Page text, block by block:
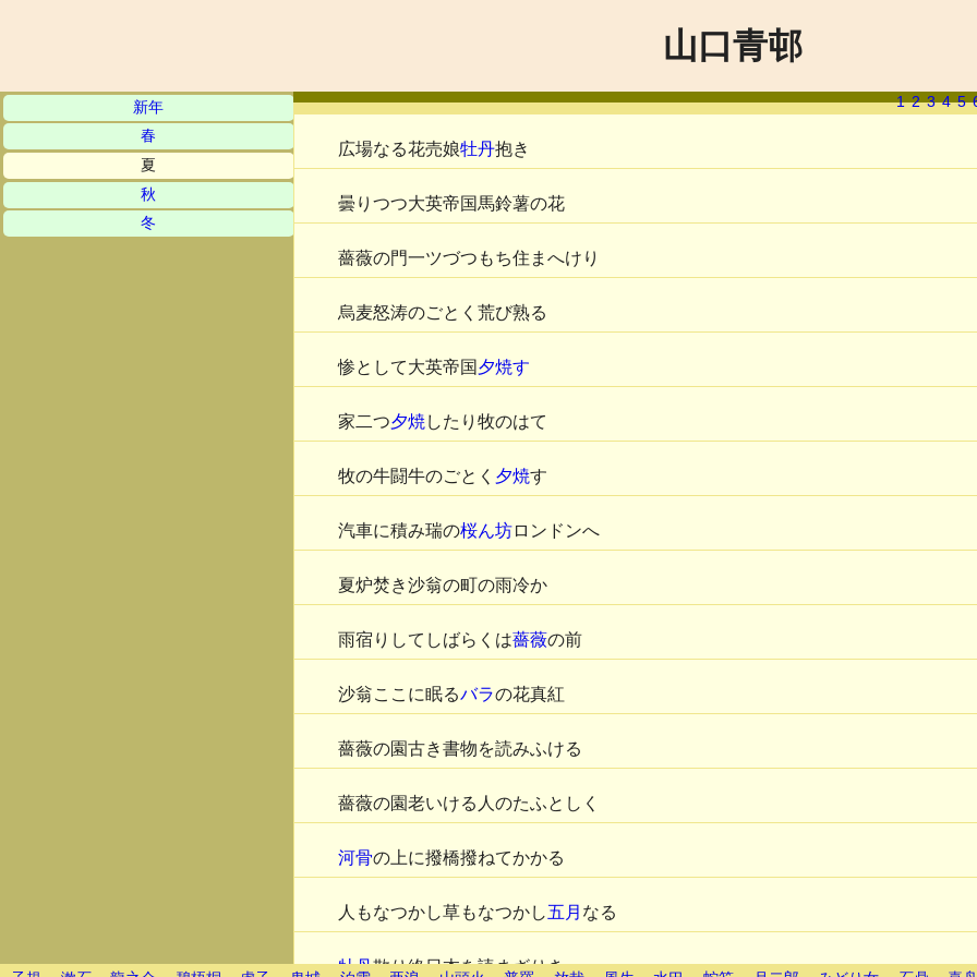
山口青邨
新年
春
夏
秋
冬
1 2 3 4 5
広場なる花売娘牡丹抱き
曇りつつ大英帝国馬鈴薯の花
薔薇の門一ツづつもち住まへけり
烏麦怒涛のごとく荒び熟る
惨として大英帝国 夕焼す
家二つ夕焼したり牧のはて
牧の牛闘牛のごとく 夕焼す
汽車に積み瑞の桜ん坊ロンドンへ
夏炉焚き沙翁の町の雨冷か
雨宿りしてしばらくは薔薇の前
沙翁ここに眠るバラの花真紅
薔薇の園古き書物を読みふける
薔薇の園老いける人のたふとしく
河骨の上に撥橋撥ねてかかる
人もなつかし草もなつかし五月 なる
牡丹散り終日本を読まざりき